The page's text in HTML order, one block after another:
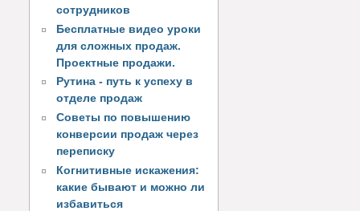
сотрудников
Бесплатные видео уроки
для сложных продаж.
Проектные продажи.
Рутина - путь к успеху в
отделе продаж
Советы по повышению
конверсии продаж через
переписку
Когнитивные искажения:
какие бывают и можно ли
избавиться